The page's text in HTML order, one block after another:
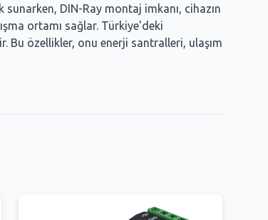
sunarken, DIN-Ray montaj imkanı, cihazın
ortamı sağlar. Türkiye'deki
Bu özellikler, onu enerji santralleri, ulaşım